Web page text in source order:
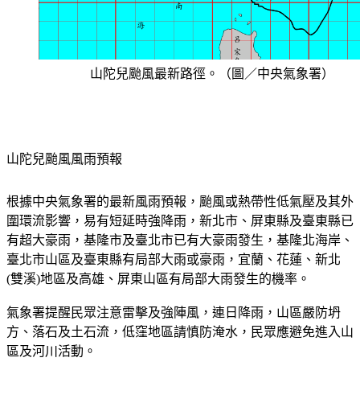
山陀兒颱風最新路徑。（圖／中央氣象署）
山陀兒颱風風雨預報
根據中央氣象署的最新風雨預報，颱風或熱帶性低氣壓及其外
圍環流影響，易有短延時強降雨，新北市、屏東縣及臺東縣已
有超大豪雨，基隆市及臺北市已有大豪雨發生，基隆北海岸、
臺北市山區及臺東縣有局部大雨或豪雨，宜蘭、花蓮、新北
(雙溪)地區及高雄、屏東山區有局部大雨發生的機率。
氣象署提醒民眾注意雷擊及強陣風，連日降雨，山區嚴防坍
方、落石及土石流，低窪地區請慎防淹水，民眾應避免進入山
區及河川活動。